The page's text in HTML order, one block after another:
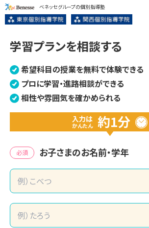
ベネッセグループの個別指導塾
学習プランを相談する
希望科目の授業を無料で体験できる
プロに学習・進路相談ができる
相性や雰囲気を確かめられる
入力は
かんたん 約1分
必須 お子さまのお名前・学年